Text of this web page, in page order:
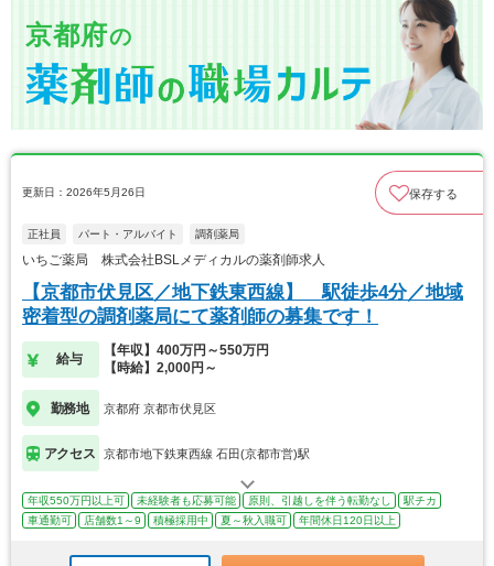
京都府の
更新日：2026年5月26日 保存する
正社員 パート・アルバイト 調剤薬局
いちご薬局 株式会社BSLメディカルの薬剤師求人
【京都市伏見区／地下鉄東西線】 駅徒歩4分／地域
密着型の調剤薬局にて薬剤師の募集です！
給与
【年収】400万円～550万円
【時給】2,000円～
勤務地 京都府 京都市伏見区
アクセス 京都市地下鉄東西線 石田(京都市営)駅
年収550万円以上可 未経験者も応募可能 原則、引越しを伴う転勤なし
駅チカ
車通勤可
店舗数1～9 積極採用中 夏～秋入職可 年間休日120日以上